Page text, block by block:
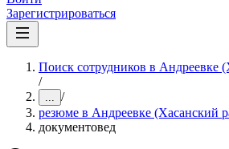
Зарегистрироваться
Поиск сотрудников в Андреевке
/
... /
резюме в Андреевке (Хасанский
документовед